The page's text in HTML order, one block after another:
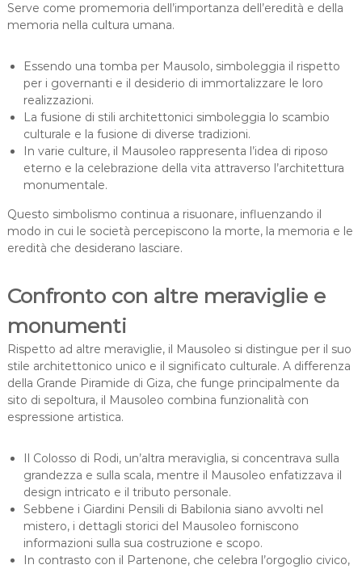
Serve come promemoria dell’importanza dell’eredità e della
memoria nella cultura umana.
Essendo una tomba per Mausolo, simboleggia il rispetto
per i governanti e il desiderio di immortalizzare le loro
realizzazioni.
La fusione di stili architettonici simboleggia lo scambio
culturale e la fusione di diverse tradizioni.
In varie culture, il Mausoleo rappresenta l’idea di riposo
eterno e la celebrazione della vita attraverso l’architettura
monumentale.
Questo simbolismo continua a risuonare, influenzando il
modo in cui le società percepiscono la morte, la memoria e le
eredità che desiderano lasciare.
Confronto con altre meraviglie e
monumenti
Rispetto ad altre meraviglie, il Mausoleo si distingue per il suo
stile architettonico unico e il significato culturale. A differenza
della Grande Piramide di Giza, che funge principalmente da
sito di sepoltura, il Mausoleo combina funzionalità con
espressione artistica.
Il Colosso di Rodi, un’altra meraviglia, si concentrava sulla
grandezza e sulla scala, mentre il Mausoleo enfatizzava il
design intricato e il tributo personale.
Sebbene i Giardini Pensili di Babilonia siano avvolti nel
mistero, i dettagli storici del Mausoleo forniscono
informazioni sulla sua costruzione e scopo.
In contrasto con il Partenone, che celebra l’orgoglio civico,